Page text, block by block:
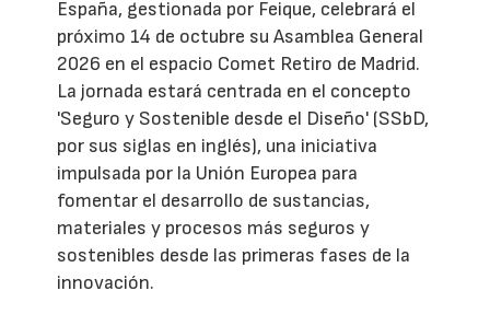
España, gestionada por Feique, celebrará el
próximo 14 de octubre su Asamblea General
2026 en el espacio Comet Retiro de Madrid.
La jornada estará centrada en el concepto
'Seguro y Sostenible desde el Diseño' (SSbD,
por sus siglas en inglés), una iniciativa
impulsada por la Unión Europea para
fomentar el desarrollo de sustancias,
materiales y procesos más seguros y
sostenibles desde las primeras fases de la
innovación.